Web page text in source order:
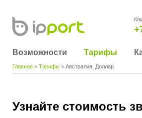
Возможности Тарифы
Главная > Тарифы > Австралия, Доллар
Узнайте стоимость